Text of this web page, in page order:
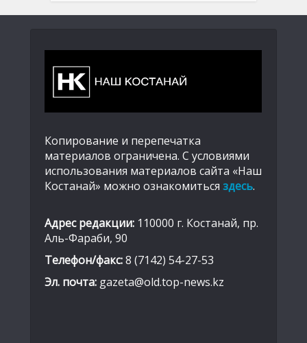
Копирование и перепечатка
материалов ограничена. С условиями
использования материалов сайта «Наш
Костанай» можно ознакомиться здесь.
Адрес редакции: 110000 г. Костанай, пр.
Аль-Фараби, 90
Телефон/факс:8 (7142) 54-27-53
Эл. почта: gazeta@old.top-news.kz